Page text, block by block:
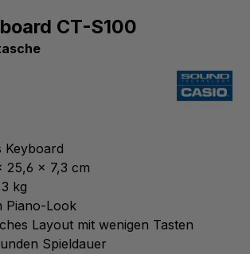
CT-S100
Keyboard
25,6 x 7,3 cm
kg
Piano-Look
Layout mit wenigen Tasten
Spieldauer